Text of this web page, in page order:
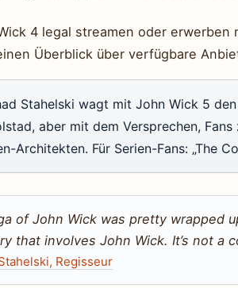
4 legal streamen oder
Überblick über verfügbare
Stahelski wagt mit John Wick 5
aber mit dem Versprechen,
Architekten. Für Serien-Fans: „The
of John Wick was pretty wrapped
that involves John Wick. It’s not a
Regisseur